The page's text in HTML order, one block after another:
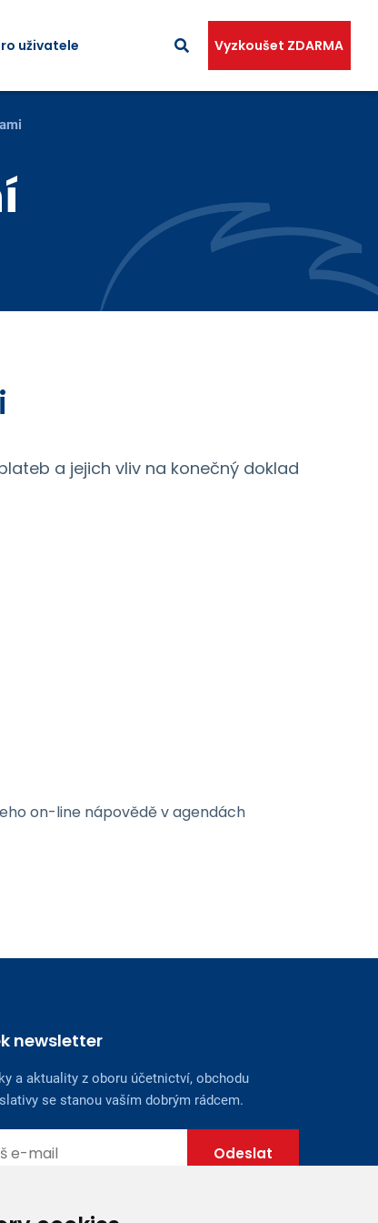
uživatele Vyzkoušet ZDARMA
a jejich vliv na konečný doklad
on-line nápovědě v agendách
newsletter
a aktuality z oboru účetnictví, obchodu
se stanou vaším dobrým rádcem.